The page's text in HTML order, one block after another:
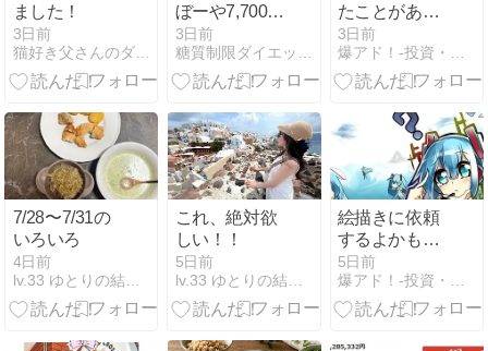
ました！
3日前
猫好き父さんのダイエット大好き
ぼーや7,700円
相当のおため
しセットがポ
イントサイト
もらえて差し
引き730円！
お得！
3日前
糖質制限ダイエットとか陸マイラーとかいろいろやってみた
たことがある
イラストリク
エスト
3日前
爆アド！-投資・糖質制限・セミリタイア-
7/28〜7/31の
いろいろ
4日前
lv.33 ゆとりの結婚準備〜焦りを添えて〜
これ、絶対欲
しい！！
5日前
lv.33 ゆとりの結婚準備〜焦りを添えて〜
絵描きに依頼
するよかもう
AIイラストで
良い定期
5日前
爆アド！-投資・糖質制限・セミリタイア-